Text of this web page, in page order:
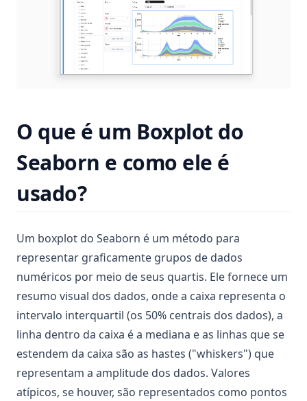
O que é um Boxplot do
Seaborn e como ele é
usado?
Um boxplot do Seaborn é um método para
representar graficamente grupos de dados
numéricos por meio de seus quartis. Ele fornece um
resumo visual dos dados, onde a caixa representa o
intervalo interquartil (os 50% centrais dos dados), a
linha dentro da caixa é a mediana e as linhas que se
estendem da caixa são as hastes ("whiskers") que
representam a amplitude dos dados. Valores
atípicos, se houver, são representados como pontos